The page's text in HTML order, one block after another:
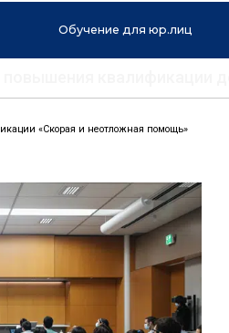
Обучение для юр.лиц
«Скорая и неотложная помощь»